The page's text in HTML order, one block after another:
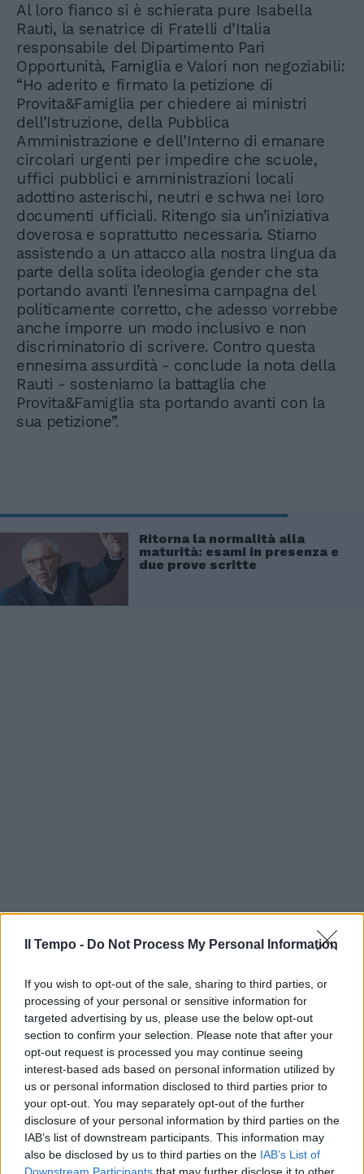
Il Tempo - Do Not Process My Personal Information
If you wish to opt-out of the sale, sharing to third parties, or
processing of your personal or sensitive information for
targeted advertising by us, please use the below opt-out
section to confirm your selection. Please note that after your
opt-out request is processed you may continue seeing
interest-based ads based on personal information utilized by
us or personal information disclosed to third parties prior to
your opt-out. You may separately opt-out of the further
disclosure of your personal information by third parties on the
IAB’s list of downstream participants. This information may
also be disclosed by us to third parties on the IAB’s List of
Downstream Participants that may further disclose it to other
Al loro fianco si è schierata pure Isabella
Rauti, la senatrice di Fratelli d’Italia
responsabile del Dipartimento Pari
Opportunità, Famiglia e Valori non negoziabili:
“Ho aderito e firmato la petizione di
Provita&Famiglia per chiedere ai ministri
dell’Istruzione, della Pubblica
Amministrazione e dell’Interno di emanare
circolari urgenti per impedire che scuole,
uffici pubblici e amministrazioni locali
adottino asterischi, neutri e schwa nei loro
documenti ufficiali. Ritengo sia un’iniziativa
doverosa e soprattutto necessaria. Stiamo
assistendo a un attacco alla nostra lingua da
parte della solita ideologia gender che sta
portando avanti l’ennesima campagna del
politicamente corretto, che adesso vorrebbe
anche imporre un modo inclusivo e non
discriminatorio di scrivere. Contro questa
ennesima assurdità - conclude la nota della
Rauti - sosteniamo la battaglia che
Provita&Famiglia sta portando avanti con la
sua petizione”.
Ritorna la normalità alla
maturità: esami in presenza e
due prove scritte
In evidenza